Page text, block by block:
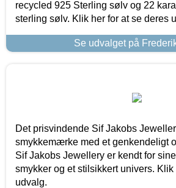
recycled 925 Sterling sølv og 22
sterling sølv. Klik her for at se deres
Se udvalget på
Det prisvindende Sif Jakobs
smykkemærke med et genkendeligt
Sif Jakobs Jewellery er kendt for
smykker og et stilsikkert univers.
udvalg.